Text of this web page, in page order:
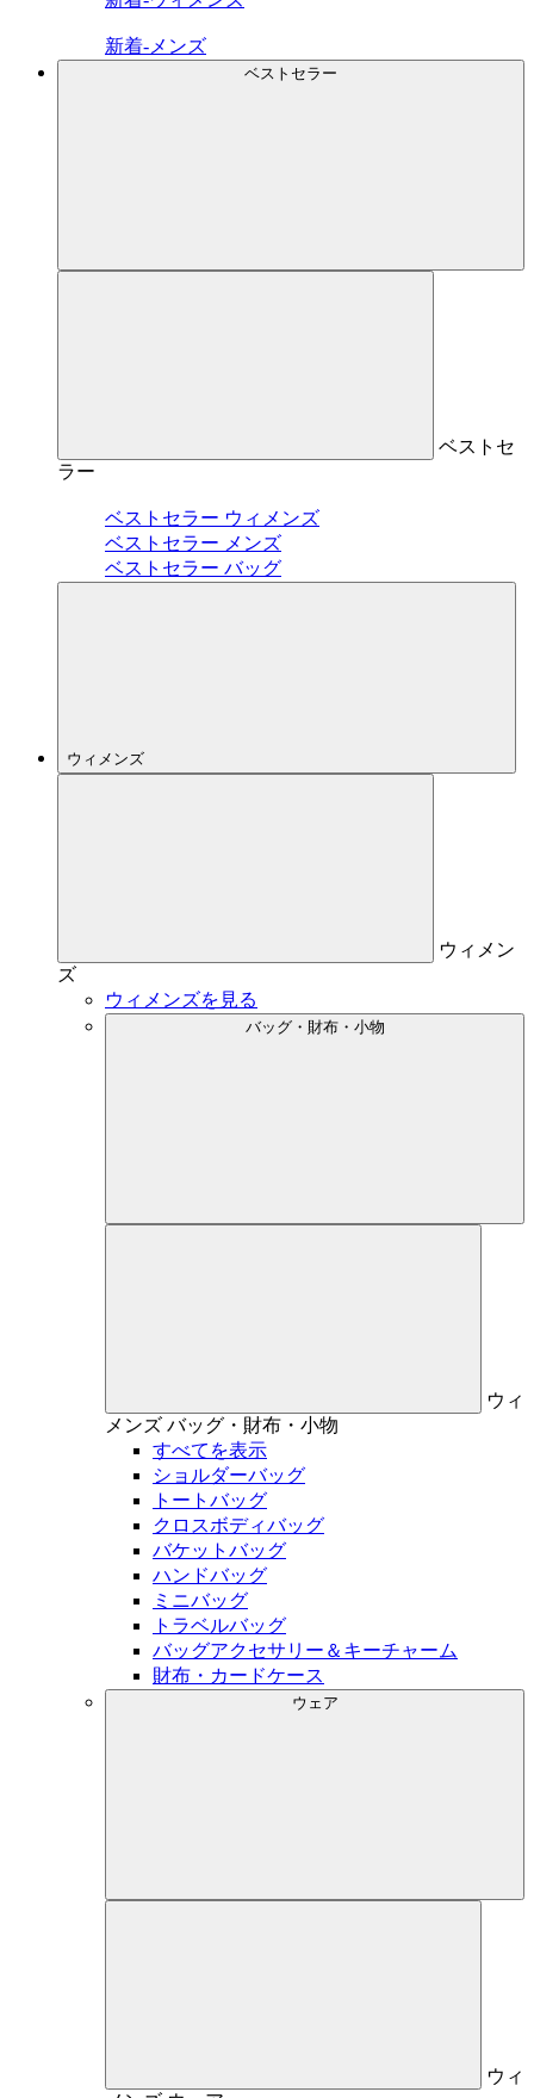
新着-メンズ
ベストセラー
ベストセ
ラー
ベストセラー ウィメンズ
ベストセラー メンズ
ベストセラー バッグ
ウィメンズ
ウィメン
ズ
ウィメンズを見る
バッグ・財布・小物
ウィ
メンズ バッグ・財布・小物
すべてを表示
ショルダーバッグ
トートバッグ
クロスボディバッグ
バケットバッグ
ハンドバッグ
ミニバッグ
トラベルバッグ
バッグアクセサリー＆キーチャーム
財布・カードケース
ウェア
ウィ